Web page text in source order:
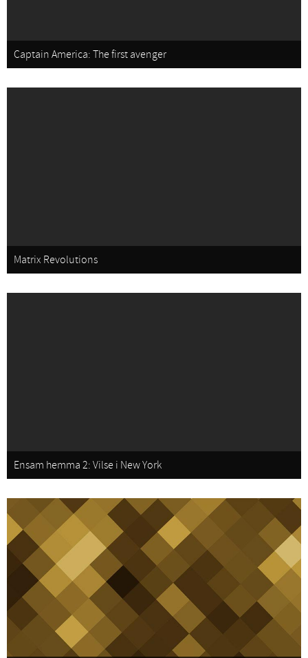
Captain America: The first avenger
Matrix Revolutions
Ensam hemma 2: Vilse i New York